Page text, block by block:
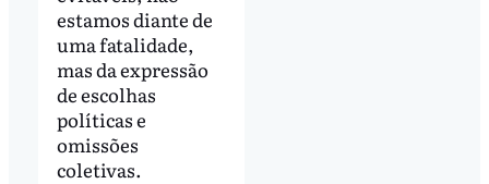
estamos diante de
uma fatalidade,
mas da expressão
de escolhas
políticas e
omissões
coletivas.